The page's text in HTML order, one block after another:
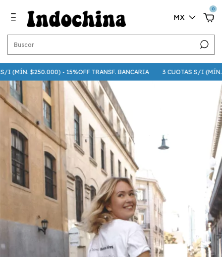
MX
0
$250.000) - 15%OFF TRANSF. BANCARIA 3 CUOTAS S/I (MÍN.